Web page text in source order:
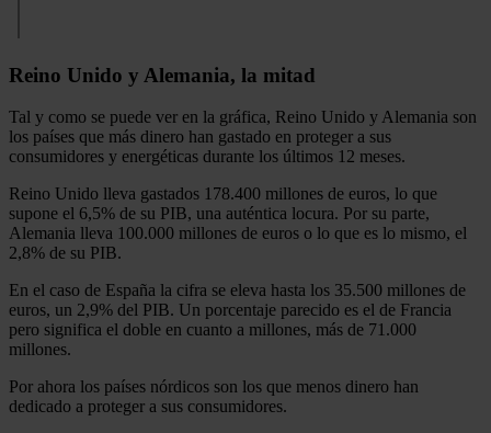
Reino Unido y Alemania, la mitad
Tal y como se puede ver en la gráfica, Reino Unido y Alemania son
los países que más dinero han gastado en proteger a sus
consumidores y energéticas durante los últimos 12 meses.
Reino Unido lleva gastados 178.400 millones de euros, lo que
supone el 6,5% de su PIB, una auténtica locura. Por su parte,
Alemania lleva 100.000 millones de euros o lo que es lo mismo, el
2,8% de su PIB.
En el caso de España la cifra se eleva hasta los 35.500 millones de
euros, un 2,9% del PIB. Un porcentaje parecido es el de Francia
pero significa el doble en cuanto a millones, más de 71.000
millones.
Por ahora los países nórdicos son los que menos dinero han
dedicado a proteger a sus consumidores.